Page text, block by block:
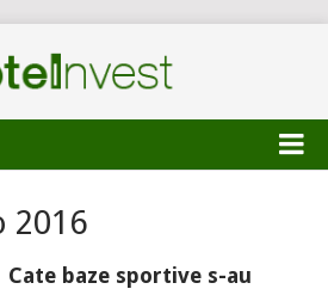
2016
Cate baze sportive s-au